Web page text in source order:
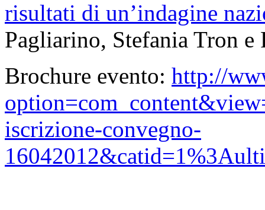
risultati di un’indagine
Pagliarino, Stefania Tron
Brochure evento: http://
iscrizione-convegno-